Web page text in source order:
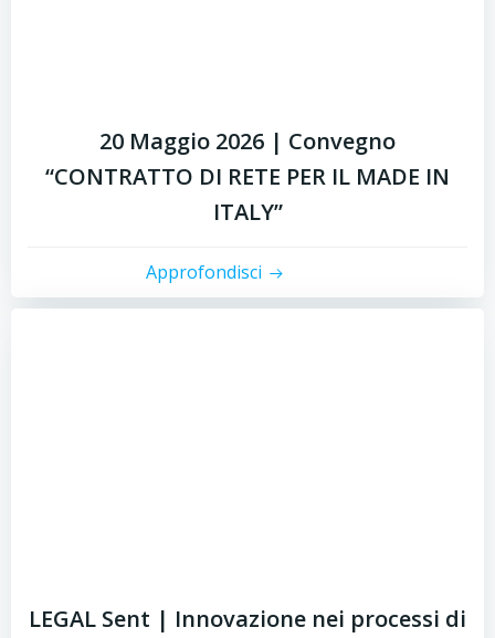
20 Maggio 2026 | Convegno
“CONTRATTO DI RETE PER IL MADE IN
ITALY”
Approfondisci
LEGAL Sent | Innovazione nei processi di